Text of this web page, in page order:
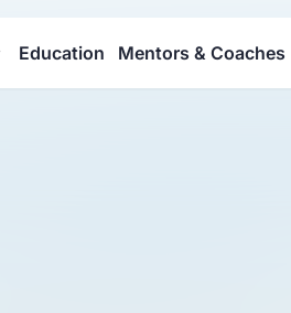
Education Mentors & Coaches